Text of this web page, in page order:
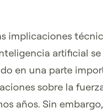
implicaciones
artificial se
en una parte
sobre la
años. Sin